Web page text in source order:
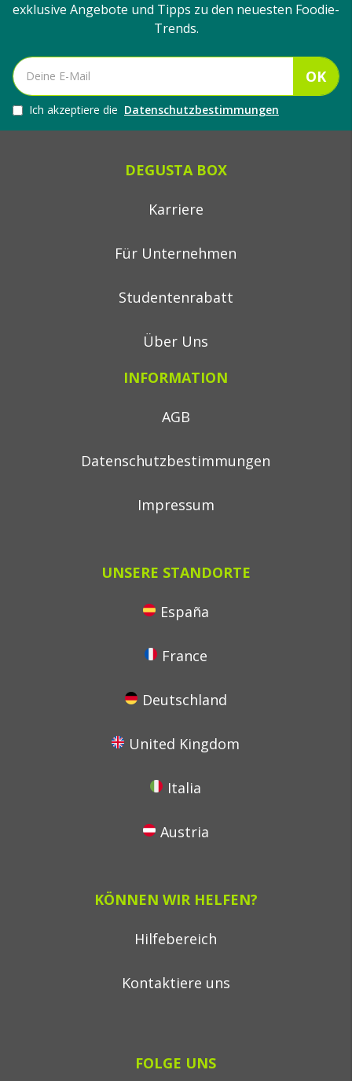
exklusive Angebote und Tipps zu den neuesten Foodie-
Trends.
OK
Ich akzeptiere die Datenschutzbestimmungen
DEGUSTA BOX
Karriere
Für Unternehmen
Studentenrabatt
Über Uns
INFORMATION
AGB
Datenschutzbestimmungen
Impressum
UNSERE STANDORTE
España
France
Deutschland
United Kingdom
Italia
Austria
KÖNNEN WIR HELFEN?
Hilfebereich
Kontaktiere uns
FOLGE UNS